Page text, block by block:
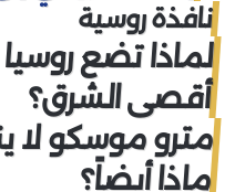
نافذة روسية
لماذا تضع روسيا
أقصى الشرق؟
مترو موسكو لا
ماذا أيضاً؟